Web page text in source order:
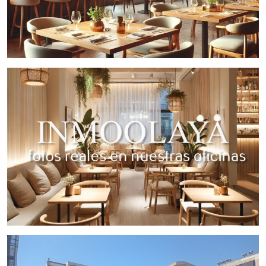
Gestiona InmoOlaya InmoOlaya, agencia líder en traspasos
de hotelería, póngase en contacto con nosotros, o visite
nuestro portal; encontrará la mayor selección de
restaurantes y negocios de hostelería en traspaso de
Barcelona. Un asesor le acompañara en todo el proceso,
ahorrando tiempo y seleccionando los mejores negocios
para su proyecto.